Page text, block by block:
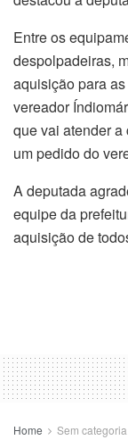
Entre os
despolpadeiras,
aquisição para
vereador
que vai atender
um pedido do
A deputada
equipe da
aquisição de
Home Sem categoria